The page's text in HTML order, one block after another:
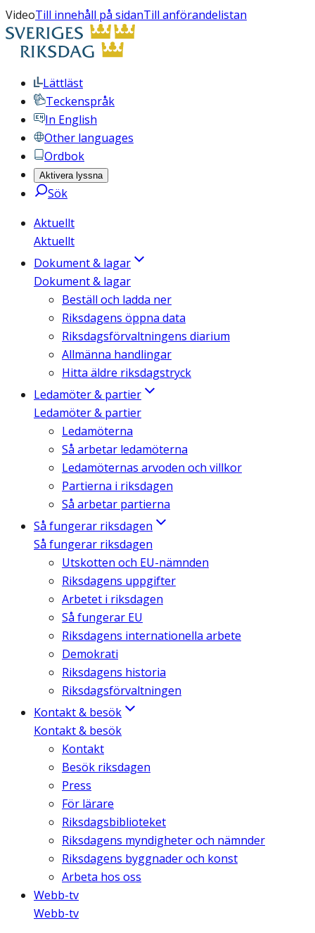
VideoTill innehåll på sidanTill anförandelistan
Lättläst
Teckenspråk
In English
Other languages
Ordbok
Aktivera lyssna
Sök
Aktuellt
Aktuellt
Dokument & lagar
Dokument & lagar
Beställ och ladda ner
Riksdagens öppna data
Riksdagsförvaltningens diarium
Allmänna handlingar
Hitta äldre riksdagstryck
Ledamöter & partier
Ledamöter & partier
Ledamöterna
Så arbetar ledamöterna
Ledamöternas arvoden och villkor
Partierna i riksdagen
Så arbetar partierna
Så fungerar riksdagen
Så fungerar riksdagen
Utskotten och EU-nämnden
Riksdagens uppgifter
Arbetet i riksdagen
Så fungerar EU
Riksdagens internationella arbete
Demokrati
Riksdagens historia
Riksdagsförvaltningen
Kontakt & besök
Kontakt & besök
Kontakt
Besök riksdagen
Press
För lärare
Riksdagsbiblioteket
Riksdagens myndigheter och nämnder
Riksdagens byggnader och konst
Arbeta hos oss
Webb-tv
Webb-tv